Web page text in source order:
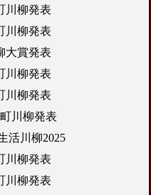
川柳発表
川柳発表
大賞発表
川柳発表
川柳発表
川柳発表
活川柳2025
川柳発表
川柳発表